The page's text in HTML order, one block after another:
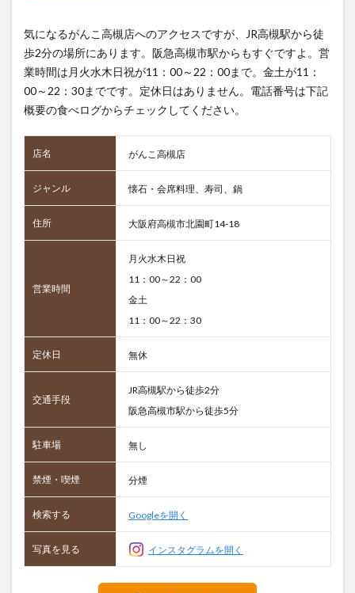
気になるがんこ高槻店へのアクセスですが、JR高槻駅から徒
歩2分の場所にあります。阪急高槻市駅からもすぐですよ。営
業時間は月火水木日祝が11：00～22：00まで。金土が11：
00～22：30までです。定休日はありません。電話番号は下記
概要の食べログからチェックしてください。
店名 がんこ高槻店
ジャンル 懐石・会席料理、寿司、鍋
住所 大阪府高槻市北園町14-18
営業時間
月火水木日祝
11：00～22：00
金土
11：00～22：30
定休日 無休
交通手段
JR高槻駅から徒歩2分
阪急高槻市駅から徒歩5分
駐車場 無し
禁煙・喫煙 分煙
検索する Googleを開く
写真を見る インスタグラムを開く